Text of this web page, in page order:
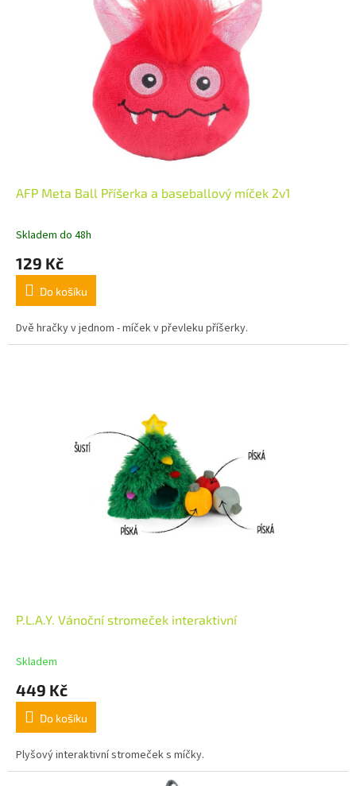
AFP Meta Ball Příšerka a baseballový míček 2v1
Skladem do 48h
129 Kč
Do košíku
Dvě hračky v jednom - míček v převleku příšerky.
P.L.A.Y. Vánoční stromeček interaktivní
Skladem
449 Kč
Do košíku
Plyšový interaktivní stromeček s míčky.